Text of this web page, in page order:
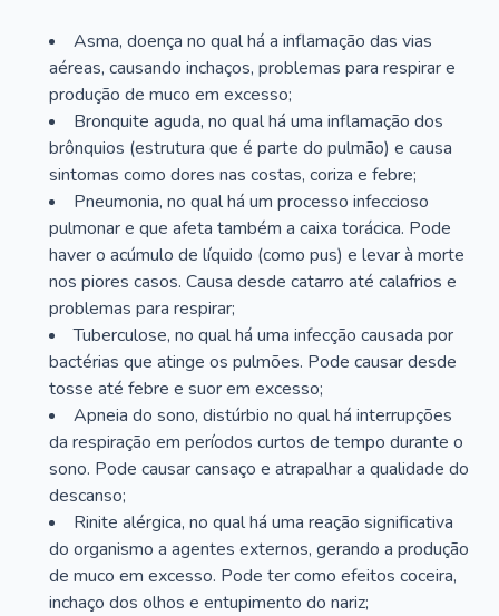
Asma, doença no qual há a inflamação das vias
aéreas, causando inchaços, problemas para respirar e
produção de muco em excesso;
Bronquite aguda, no qual há uma inflamação dos
brônquios (estrutura que é parte do pulmão) e causa
sintomas como dores nas costas, coriza e febre;
Pneumonia, no qual há um processo infeccioso
pulmonar e que afeta também a caixa torácica. Pode
haver o acúmulo de líquido (como pus) e levar à morte
nos piores casos. Causa desde catarro até calafrios e
problemas para respirar;
Tuberculose, no qual há uma infecção causada por
bactérias que atinge os pulmões. Pode causar desde
tosse até febre e suor em excesso;
Apneia do sono, distúrbio no qual há interrupções
da respiração em períodos curtos de tempo durante o
sono. Pode causar cansaço e atrapalhar a qualidade do
descanso;
Rinite alérgica, no qual há uma reação significativa
do organismo a agentes externos, gerando a produção
de muco em excesso. Pode ter como efeitos coceira,
inchaço dos olhos e entupimento do nariz;